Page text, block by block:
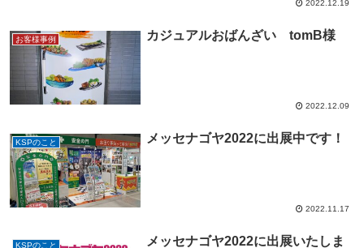
2022.12.19
お客様事例 カジュアルおばんざい tomB様
2022.12.09
KSPのこと メッセナゴヤ2022に出展中です！
2022.11.17
KSPのこと
メッセナゴヤ2022に出展いたしま